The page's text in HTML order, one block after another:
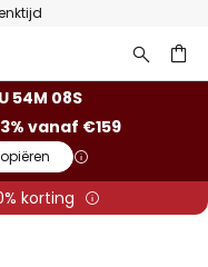
54M 07S
vanaf €159
korting